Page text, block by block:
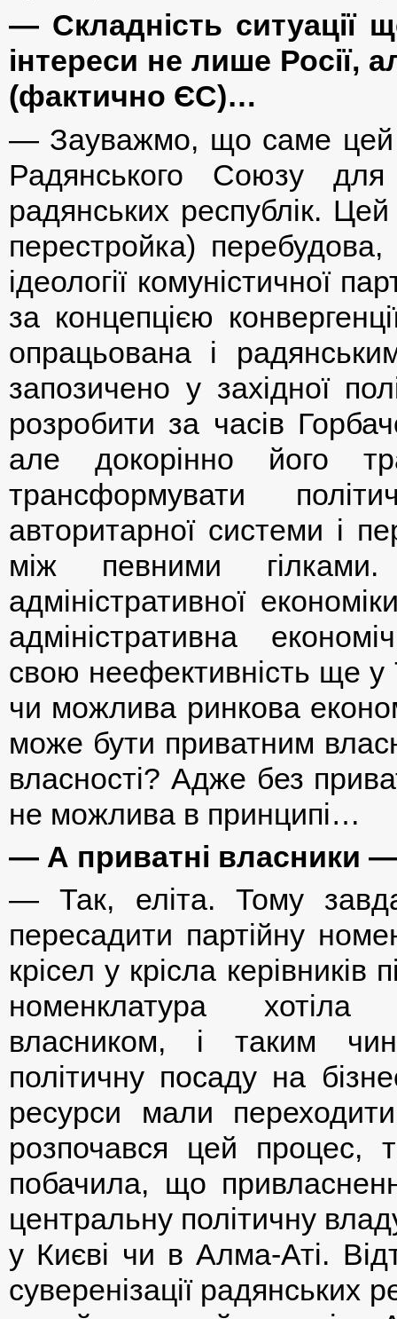
— Складність ситуації
інтереси не лише Росії,
(фактично ЄС)…
— Зауважмо, що саме цей
Радянського Союзу для
радянських республік.
перестройка)
ідеології комуністичної
за концепцією
опрацьована і
запозичено у західної
розробити за часів
але докорінно його
трансформувати
авторитарної системи і
між певними
адміністративної
адміністративна
свою неефективність ще у
чи можлива ринкова
може бути приватним
власності? Адже без
не можлива в принципі…
— А приватні власники —
— Так, еліта. Тому
пересадити партійну
крісел у крісла керівників
номенклатура
власником, і таким
політичну посаду на
ресурси мали
розпочався цей процес,
побачила, що
центральну політичну
у Києві чи в Алма-Аті.
суверенізації радянських